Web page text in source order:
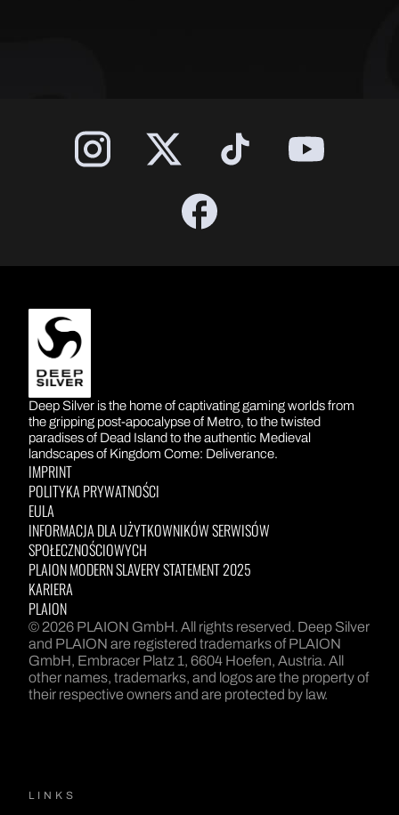
DEEP SILVER
Deep Silver is the home of captivating gaming worlds from
the gripping post-apocalypse of Metro, to the twisted
paradises of Dead Island to the authentic Medieval
landscapes of Kingdom Come: Deliverance.
IMPRINT
POLITYKA PRYWATNOŚCI
EULA
INFORMACJA DLA UŻYTKOWNIKÓW SERWISÓW
SPOŁECZNOŚCIOWYCH
PLAION MODERN SLAVERY STATEMENT 2025
KARIERA
PLAION
© 2026 PLAION GmbH. All rights reserved. Deep Silver
and PLAION are registered trademarks of PLAION
GmbH, Embracer Platz 1, 6604 Hoefen, Austria. All
other names, trademarks, and logos are the property of
their respective owners and are protected by law.
LINKS